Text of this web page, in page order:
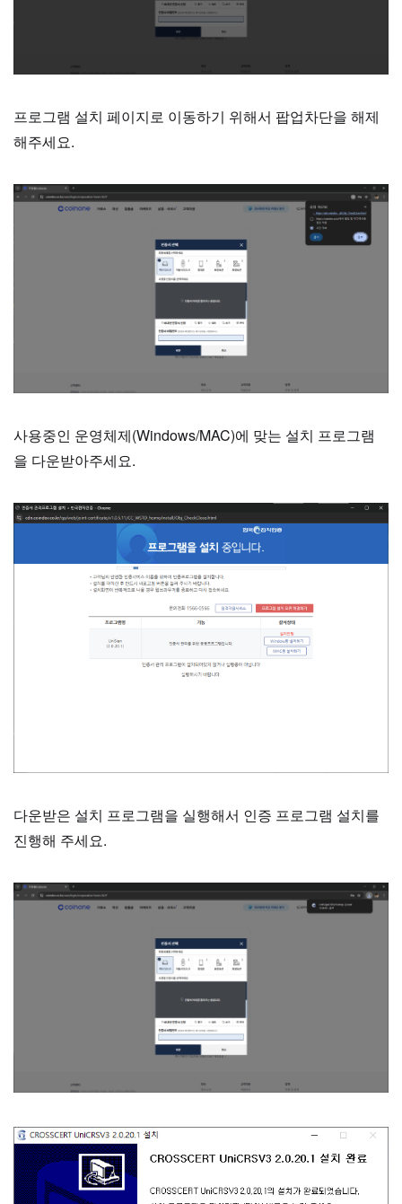
프로그램 설치 페이지로 이동하기 위해서 팝업차단을 해제
해주세요.
사용중인 운영체제(Windows/MAC)에 맞는 설치 프로그램
을 다운받아주세요.
다운받은 설치 프로그램을 실행해서 인증 프로그램 설치를
진행해 주세요.